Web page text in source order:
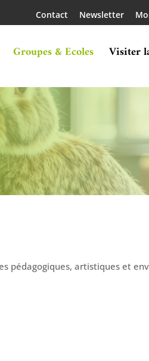
Contact Newsletter
Groupes & Ecoles Visiter
pédagogiques, artistiques et